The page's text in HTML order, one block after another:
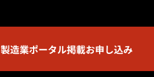
製造業ポータル掲載お申し込み